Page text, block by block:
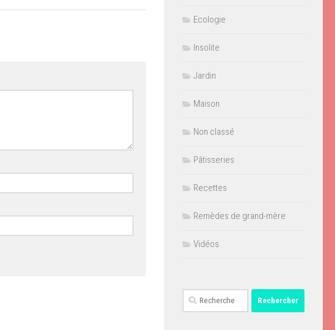
Ecologie
Insolite
Jardin
Maison
Non classé
Pâtisseries
Recettes
Remèdes de grand-mère
Vidéos
Rechercher :